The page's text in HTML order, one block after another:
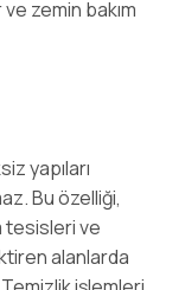
zemin bakım
yapıları
Bu özelliği,
tesisleri ve
alanlarda